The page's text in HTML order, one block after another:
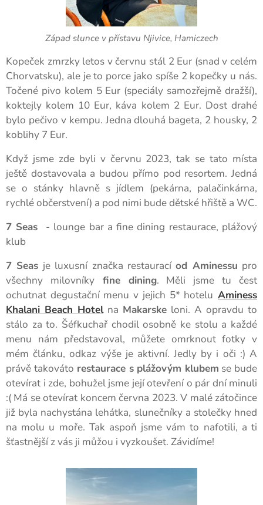
Západ slunce v přístavu Njivice, Hamiczech
Kopeček zmrzky letos v červnu stál 2 Eur (snad v celém
Chorvatsku), ale je to porce jako spíše 2 kopečky u nás.
Točené pivo kolem 5 Eur (speciály samozřejmě dražší),
koktejly kolem 10 Eur, káva kolem 2 Eur. Dost drahé
bylo pečivo v kempu. Jedna dlouhá bageta, 2 housky, 2
koblihy 7 Eur.
Když jsme zde byli v červnu 2023, tak se tato místa
ještě dostavovala a budou přímo pod resortem. Jedná
se o stánky hlavně s jídlem (pekárna, palačinkárna,
rychlé občerstvení) a pod nimi bude dětské hřiště a WC.
7 Seas
- lounge bar a fine dining restaurace, plážový
klub
7 Seas je luxusní značka restauracíod Aminessu pro
všechny milovníkyfine dining. Měli jsme tu čest
ochutnat degustační menu v jejich 5* hotelu Aminess
Khalani Beach Hotelna Makarske loni. A opravdu to
stálo za to. Šéfkuchař chodil osobně ke stolu a každé
menu nám představoval, můžete omrknout fotky v
mém článku, odkaz výše je aktivní. Jedly by i oči :) A
právě takováto restaurace s plážovým klubem se bude
otevírat i zde, bohužel jsme její otevření o pár dní minuli
:( Má se otevírat koncem června 2023. V malé zátočince
již byla nachystána lehátka, slunečníky a stolečky hned
na molu u moře. Tak aspoň jsme vám to nafotili, a ti
šťastnější z vás ji můžou i vyzkoušet. Závidíme!